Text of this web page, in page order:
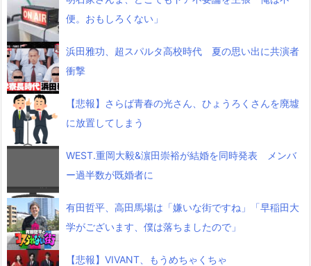
便。おもしろくない」
浜田雅功、超スパルタ高校時代 夏の思い出に共演者
衝撃
【悲報】さらば青春の光さん、ひょうろくさんを廃墟
に放置してしまう
WEST.重岡大毅&濵田崇裕が結婚を同時発表 メンバ
ー過半数が既婚者に
有田哲平、高田馬場は「嫌いな街ですね」「早稲田大
学がございます、僕は落ちましたので」
【悲報】VIVANT、もうめちゃくちゃ